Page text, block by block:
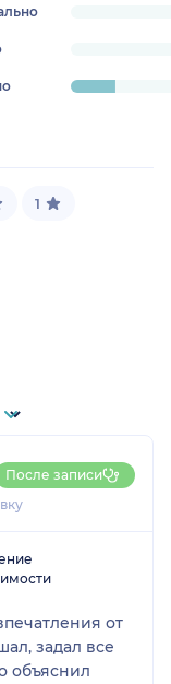
1
После записи
от
задал все
объяснил